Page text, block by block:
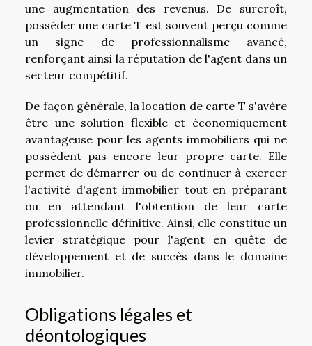
une augmentation des revenus. De surcroît,
posséder une carte T est souvent perçu comme
un signe de professionnalisme avancé,
renforçant ainsi la réputation de l'agent dans un
secteur compétitif.
De façon générale, la location de carte T s'avère
être une solution flexible et économiquement
avantageuse pour les agents immobiliers qui ne
possèdent pas encore leur propre carte. Elle
permet de démarrer ou de continuer à exercer
l'activité d'agent immobilier tout en préparant
ou en attendant l'obtention de leur carte
professionnelle définitive. Ainsi, elle constitue un
levier stratégique pour l'agent en quête de
développement et de succès dans le domaine
immobilier.
Obligations légales et
déontologiques